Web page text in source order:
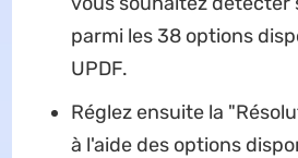
parmi les 38 options
UPDF.
Réglez ensuite la
à l'aide des options